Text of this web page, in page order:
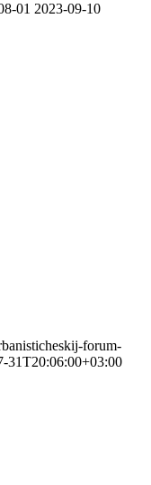
01 2023-09-10
forum-
31T20:06:00+03:00